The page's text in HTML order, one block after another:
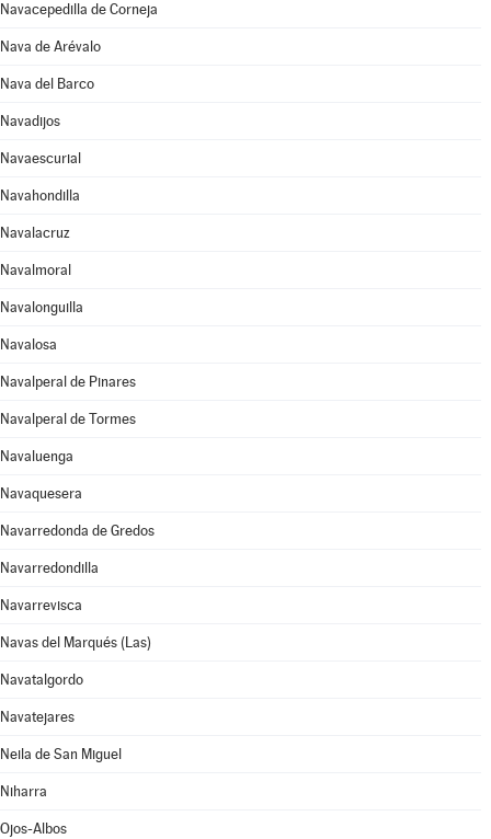
Navacepedilla de Corneja
Nava de Arévalo
Nava del Barco
Navadijos
Navaescurial
Navahondilla
Navalacruz
Navalmoral
Navalonguilla
Navalosa
Navalperal de Pinares
Navalperal de Tormes
Navaluenga
Navaquesera
Navarredonda de Gredos
Navarredondilla
Navarrevisca
Navas del Marqués (Las)
Navatalgordo
Navatejares
Neila de San Miguel
Niharra
Ojos-Albos